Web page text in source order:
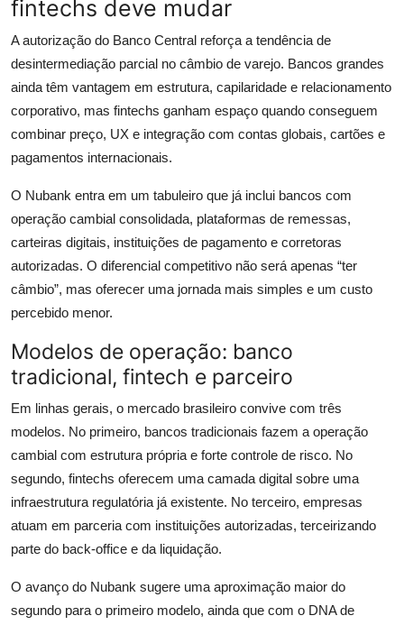
fintechs deve mudar
A autorização do Banco Central reforça a tendência de
desintermediação parcial no câmbio de varejo. Bancos grandes
ainda têm vantagem em estrutura, capilaridade e relacionamento
corporativo, mas fintechs ganham espaço quando conseguem
combinar preço, UX e integração com contas globais, cartões e
pagamentos internacionais.
O Nubank entra em um tabuleiro que já inclui bancos com
operação cambial consolidada, plataformas de remessas,
carteiras digitais, instituições de pagamento e corretoras
autorizadas. O diferencial competitivo não será apenas “ter
câmbio”, mas oferecer uma jornada mais simples e um custo
percebido menor.
Modelos de operação: banco
tradicional, fintech e parceiro
Em linhas gerais, o mercado brasileiro convive com três
modelos. No primeiro, bancos tradicionais fazem a operação
cambial com estrutura própria e forte controle de risco. No
segundo, fintechs oferecem uma camada digital sobre uma
infraestrutura regulatória já existente. No terceiro, empresas
atuam em parceria com instituições autorizadas, terceirizando
parte do back-office e da liquidação.
O avanço do Nubank sugere uma aproximação maior do
segundo para o primeiro modelo, ainda que com o DNA de